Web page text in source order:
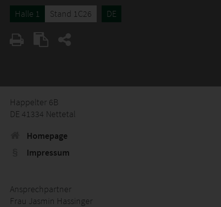
Halle 1 Stand 1C26 DE
Happelter 6B
DE 41334 Nettetal
Homepage
Impressum
Ansprechpartner
Frau Jasmin Hassinger